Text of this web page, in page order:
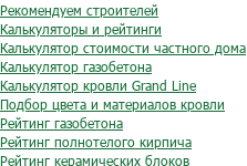
Рекомендуем строителей
Калькуляторы и рейтинги
Калькулятор стоимости частного дома
Калькулятор газобетона
Калькулятор кровли Grand Line
Подбор цвета и материалов кровли
Рейтинг газобетона
Рейтинг полнотелого кирпича
Рейтинг керамических блоков